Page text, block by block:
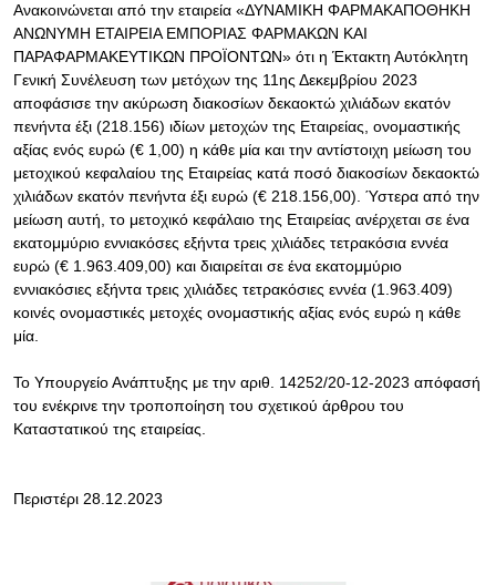
Ανακοινώνεται από την εταιρεία «ΔΥΝΑΜΙΚΗ ΦΑΡΜΑΚΑΠΟΘΗΚΗ
ΑΝΩΝΥΜΗ ΕΤΑΙΡΕΙΑ ΕΜΠΟΡΙΑΣ ΦΑΡΜΑΚΩΝ ΚΑΙ
ΠΑΡΑΦΑΡΜΑΚΕΥΤΙΚΩΝ ΠΡΟΪΟΝΤΩΝ» ότι η Έκτακτη Αυτόκλητη
Γενική Συνέλευση των μετόχων της 11ης Δεκεμβρίου 2023
αποφάσισε την ακύρωση διακοσίων δεκαοκτώ χιλιάδων εκατόν
πενήντα έξι (218.156) ιδίων μετοχών της Εταιρείας, ονομαστικής
αξίας ενός ευρώ (€ 1,00) η κάθε μία και την αντίστοιχη μείωση του
μετοχικού κεφαλαίου της Εταιρείας κατά ποσό διακοσίων δεκαοκτώ
χιλιάδων εκατόν πενήντα έξι ευρώ (€ 218.156,00). Ύστερα από την
μείωση αυτή, το μετοχικό κεφάλαιο της Εταιρείας ανέρχεται σε ένα
εκατομμύριο εννιακόσες εξήντα τρεις χιλιάδες τετρακόσια εννέα
ευρώ (€ 1.963.409,00) και διαιρείται σε ένα εκατομμύριο
εννιακόσιες εξήντα τρεις χιλιάδες τετρακόσιες εννέα (1.963.409)
κοινές ονομαστικές μετοχές ονομαστικής αξίας ενός ευρώ η κάθε
μία.
Το Υπουργείο Ανάπτυξης με την αριθ. 14252/20-12-2023 απόφασή
του ενέκρινε την τροποποίηση του σχετικού άρθρου του
Καταστατικού της εταιρείας.
Περιστέρι 28.12.2023